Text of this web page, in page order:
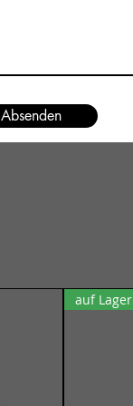
Absenden
auf Lager